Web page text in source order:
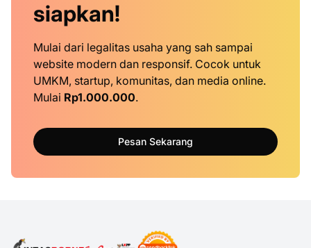
siapkan!
Mulai dari legalitas usaha yang sah sampai
website modern dan responsif. Cocok untuk
UMKM, startup, komunitas, dan media online.
Mulai Rp1.000.000.
Pesan Sekarang